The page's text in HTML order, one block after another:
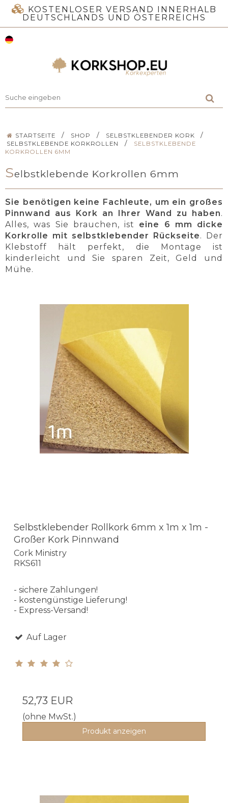
KOSTENLOSER VERSAND INNERHALB
DEUTSCHLANDS UND ÖSTERREICHS
STARTSEITE / SHOP / SELBSTKLEBENDER KORK /
SELBSTKLEBENDE KORKROLLEN /
SELBSTKLEBENDE
KORKROLLEN 6MM
Selbstklebende Korkrollen 6mm
Sie benötigen keine Fachleute, um ein großes
Pinnwand aus Kork an Ihrer Wand zu haben.
Alles, was Sie brauchen, ist eine 6 mm dicke
Korkrolle mit selbstklebender Rückseite. Der
Klebstoff hält perfekt, die Montage ist
kinderleicht und Sie sparen Zeit, Geld und
Mühe.
Selbstklebender Rollkork 6mm x 1m x 1m -
Großer Kork Pinnwand
Cork Ministry
RKS611
- sichere Zahlungen!
- kostengünstige Lieferung!
- Express-Versand!
Auf Lager
52,73 EUR
(ohne MwSt.)
Produkt anzeigen